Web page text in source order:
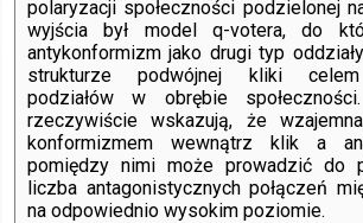
polaryzacji społeczności podzielonej
wyjścia był model q-votera, do
antykonformizm jako drugi typ
strukturze podwójnej kliki celem
podziałów w obrębie
rzeczywiście wskazują, że
konformizmem wewnątrz klik a
pomiędzy nimi może prowadzić do
liczba antagonistycznych połączeń
na odpowiednio wysokim poziomie.